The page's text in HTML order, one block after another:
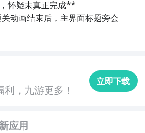
怀疑未真正完成**
动画结束后，主界面标题旁会
利，九游更多！
立即下载
应用